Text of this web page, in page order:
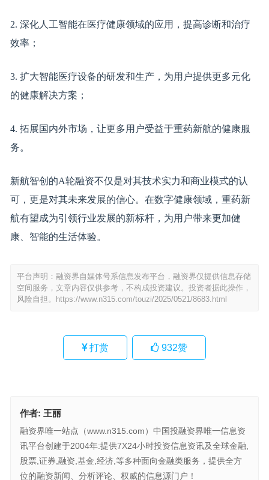
2. 深化人工智能在医疗健康领域的应用，提高诊断和治疗
效率；
3. 扩大智能医疗设备的研发和生产，为用户提供更多元化
的健康解决方案；
4. 拓展国内外市场，让更多用户受益于重药新航的健康服
务。
新航智创的A轮融资不仅是对其技术实力和商业模式的认
可，更是对其未来发展的信心。在数字健康领域，重药新
航有望成为引领行业发展的新标杆，为用户带来更加健
康、智能的生活体验。
平台声明：融资界自媒体号系信息发布平台，融资界仅提供信息存储
空间服务，文章内容仅供参考，不构成投资建议。投资者据此操作，
风险自担。
https://www.n315.com/touzi/2025/0521/8683.html
打赏 932赞
作者: 王丽
融资界唯一站点（www.n315.com）中国投融资界唯一信息资
讯平台创建于2004年:提供7X24小时投资信息资讯及全球金融,
股票,证券,融资,基金,经济,等多种面向金融类服务，提供全方
位的融资新闻、分析评论、权威的信息源门户！